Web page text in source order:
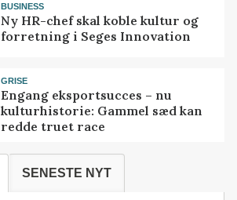
BUSINESS
Ny HR-chef skal koble kultur og
forretning i Seges Innovation
GRISE
Engang eksportsucces – nu
kulturhistorie: Gammel sæd kan
redde truet race
SENESTE NYT